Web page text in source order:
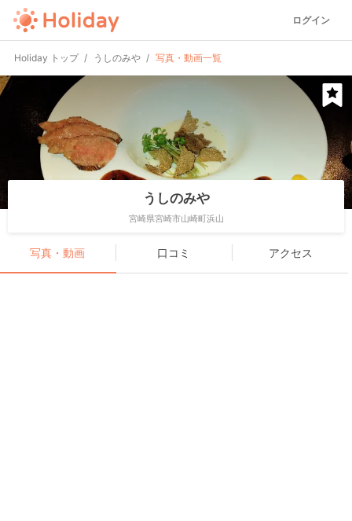
ログイン
Holiday トップ うしのみや 写真・動画一覧
うしのみや
宮崎県宮崎市山崎町浜山
写真・動画 口コミ アクセス